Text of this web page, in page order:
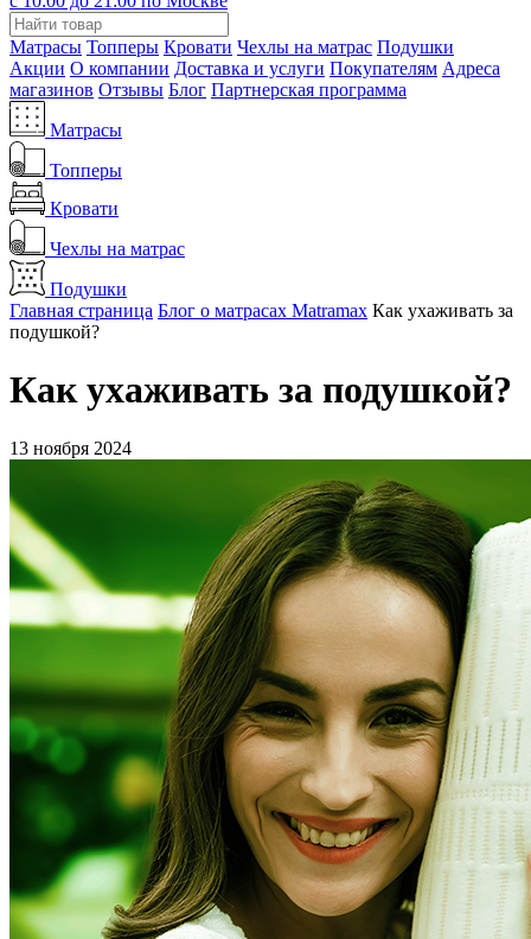
Матрасы Топперы Кровати Чехлы на матрас Подушки
Акции О компании Доставка и услуги Покупателям Адреса
магазинов Отзывы Блог Партнерская программа
Матрасы
Топперы
Кровати
Чехлы на матрас
Подушки
Главная страница Блог о матрасах Matramax Как ухаживать за
подушкой?
Как ухаживать за подушкой?
13 ноября 2024